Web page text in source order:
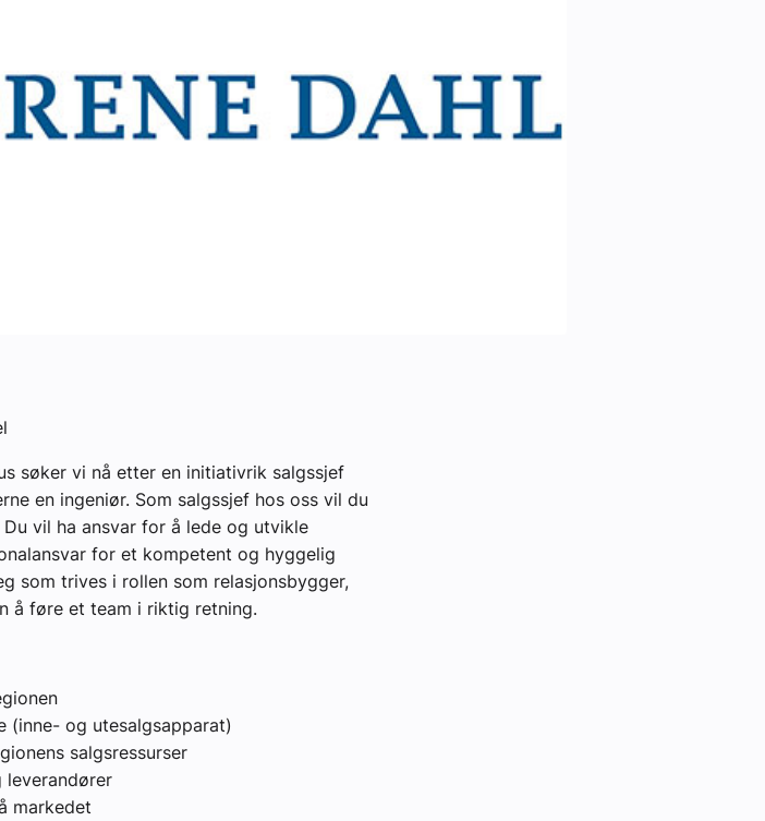
søker vi nå etter en initiativrik salgssjef
en ingeniør. Som salgssjef hos oss vil du
vil ha ansvar for å lede og utvikle
for et kompetent og hyggelig
som trives i rollen som relasjonsbygger,
å føre et team i riktig retning.
(inne- og utesalgsapparat)
salgsressurser
leverandører
markedet